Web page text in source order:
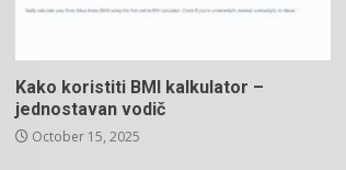
Kako koristiti BMI kalkulator –
jednostavan vodič
October 15, 2025